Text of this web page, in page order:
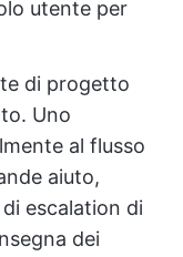
utente per
di progetto
Uno
al flusso
aiuto,
escalation di
dei